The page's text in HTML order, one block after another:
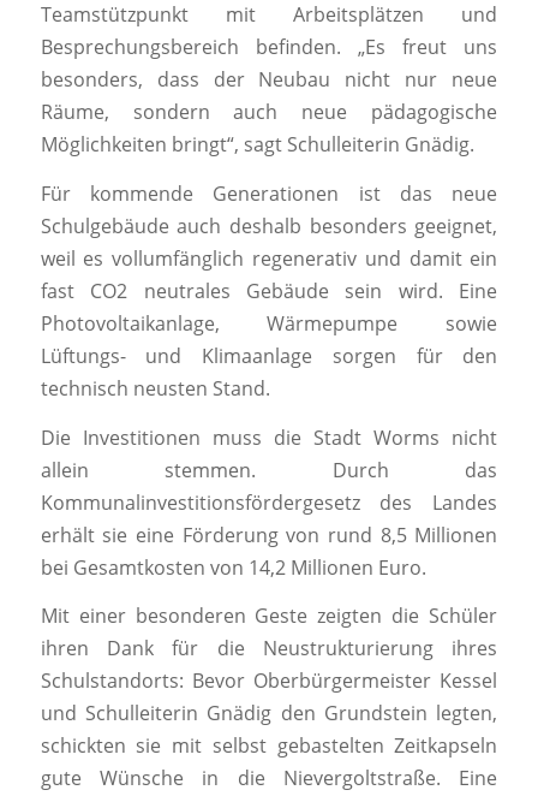
Teamstützpunkt mit Arbeitsplätzen und
Besprechungsbereich befinden. „Es freut uns
besonders, dass der Neubau nicht nur neue
Räume, sondern auch neue pädagogische
Möglichkeiten bringt“, sagt Schulleiterin Gnädig.
Für kommende Generationen ist das neue
Schulgebäude auch deshalb besonders geeignet,
weil es vollumfänglich regenerativ und damit ein
fast CO2 neutrales Gebäude sein wird. Eine
Photovoltaikanlage, Wärmepumpe sowie
Lüftungs- und Klimaanlage sorgen für den
technisch neusten Stand.
Die Investitionen muss die Stadt Worms nicht
allein stemmen. Durch das
Kommunalinvestitionsfördergesetz des Landes
erhält sie eine Förderung von rund 8,5 Millionen
bei Gesamtkosten von 14,2 Millionen Euro.
Mit einer besonderen Geste zeigten die Schüler
ihren Dank für die Neustrukturierung ihres
Schulstandorts: Bevor Oberbürgermeister Kessel
und Schulleiterin Gnädig den Grundstein legten,
schickten sie mit selbst gebastelten Zeitkapseln
gute Wünsche in die Nievergoltstraße. Eine